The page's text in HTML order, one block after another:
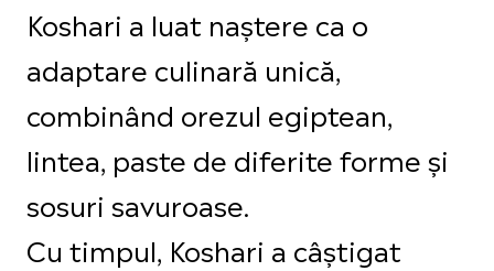
Koshari a luat naștere ca o
adaptare culinară unică,
combinând orezul egiptean,
lintea, paste de diferite forme și
sosuri savuroase.
Cu timpul, Koshari a câștigat